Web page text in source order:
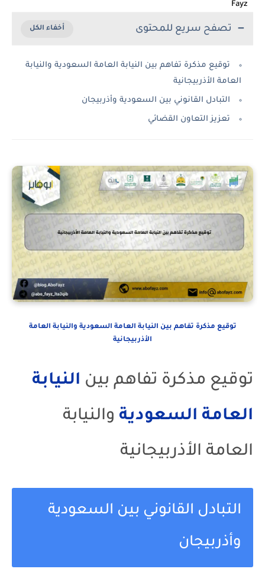
تصفح سريع للمحتوى
توقيع مذكرة تفاهم بين النيابة العامة السعودية والنيابة
العامة الأذربيجانية
التبادل القانوني بين السعودية وأذربيجان
تعزيز التعاون القضائي
توقيع مذكرة تفاهم بين النيابة العامة السعودية والنيابة العامة
الأذربيجانية
توقيع مذكرة تفاهم بين النيابة
العامة السعودية والنيابة
العامة الأذربيجانية
التبادل القانوني بين السعودية
وأذربيجان